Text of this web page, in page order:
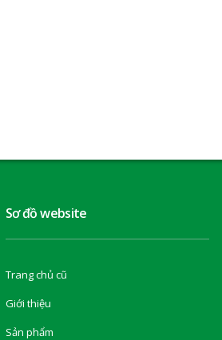
Sơ đồ website
Trang chủ cũ
Giới thiệu
Sản phẩm